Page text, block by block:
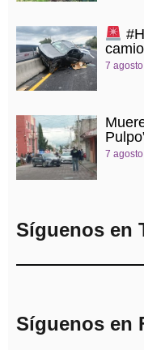
7
7
Síguenos en
Síguenos en